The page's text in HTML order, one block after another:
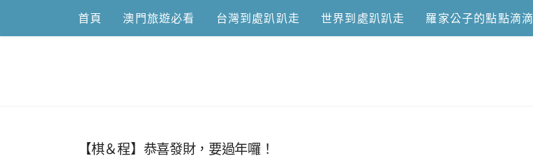
content
首頁 澳門旅遊必看 台灣到處趴趴走 世界到處趴趴走 羅家公子的點點滴滴
【棋＆程】恭喜發財，要過年囉！